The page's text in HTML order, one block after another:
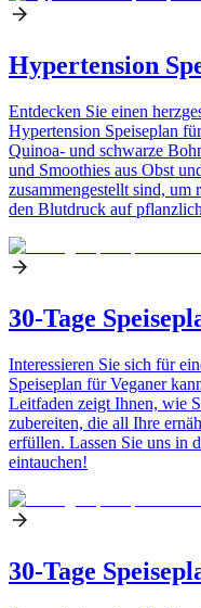
Hypertension
Entdecken Sie einen
Hypertension Speiseplan
Quinoa- und schwarze
und Smoothies aus Obst
zusammengestellt sind, um
den Blutdruck auf
30-Tage
Interessieren Sie sich für
Speiseplan für Veganer
Leitfaden zeigt Ihnen, wie
zubereiten, die all Ihre
erfüllen. Lassen Sie uns in
eintauchen!
30-Tage